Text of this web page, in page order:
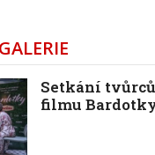
Setkání
filmu